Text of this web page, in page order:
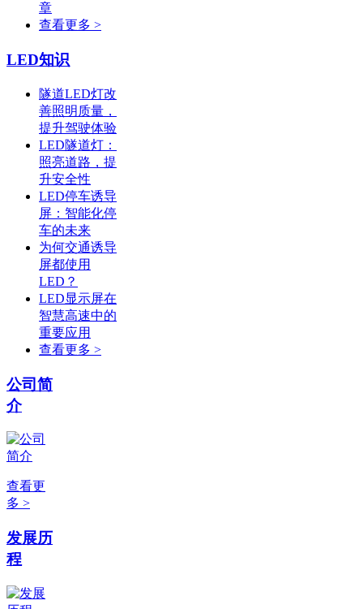
章
查看更多 >
LED知识
隧道LED灯改
善照明质量，
提升驾驶体验
LED隧道灯：
照亮道路，提
升安全性
LED停车诱导
屏：智能化停
车的未来
为何交通诱导
屏都使用
LED？
LED显示屏在
智慧高速中的
重要应用
查看更多 >
公司简
介
查看更
多 >
发展历
程